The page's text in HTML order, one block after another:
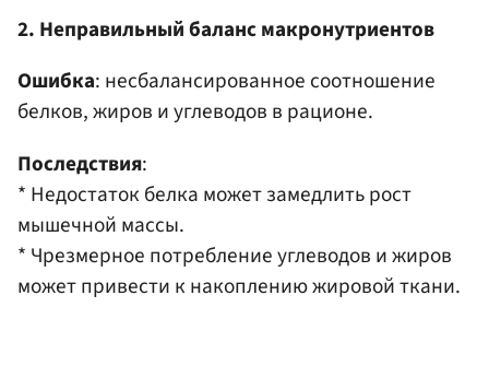
2. Неправильный баланс макронутриентов
Ошибка: несбалансированное соотношение
белков, жиров и углеводов в рационе.​
Последствия:
* Недостаток белка может замедлить рост
мышечной массы.​
* Чрезмерное потребление углеводов и жиров
может привести к накоплению жировой ткани.​